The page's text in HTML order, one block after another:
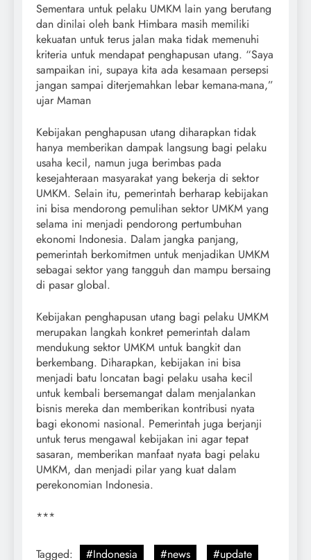
Sementara untuk pelaku UMKM lain yang berutang
dan dinilai oleh bank Himbara masih memiliki
kekuatan untuk terus jalan maka tidak memenuhi
kriteria untuk mendapat penghapusan utang. “Saya
sampaikan ini, supaya kita ada kesamaan persepsi
jangan sampai diterjemahkan lebar kemana-mana,”
ujar Maman
Kebijakan penghapusan utang diharapkan tidak
hanya memberikan dampak langsung bagi pelaku
usaha kecil, namun juga berimbas pada
kesejahteraan masyarakat yang bekerja di sektor
UMKM. Selain itu, pemerintah berharap kebijakan
ini bisa mendorong pemulihan sektor UMKM yang
selama ini menjadi pendorong pertumbuhan
ekonomi Indonesia. Dalam jangka panjang,
pemerintah berkomitmen untuk menjadikan UMKM
sebagai sektor yang tangguh dan mampu bersaing
di pasar global.
Kebijakan penghapusan utang bagi pelaku UMKM
merupakan langkah konkret pemerintah dalam
mendukung sektor UMKM untuk bangkit dan
berkembang. Diharapkan, kebijakan ini bisa
menjadi batu loncatan bagi pelaku usaha kecil
untuk kembali bersemangat dalam menjalankan
bisnis mereka dan memberikan kontribusi nyata
bagi ekonomi nasional. Pemerintah juga berjanji
untuk terus mengawal kebijakan ini agar tepat
sasaran, memberikan manfaat nyata bagi pelaku
UMKM, dan menjadi pilar yang kuat dalam
perekonomian Indonesia.
***
Tagged: #Indonesia #news #update